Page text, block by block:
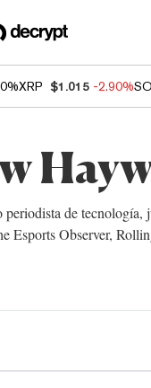
XRP $1.015 -2.90%
de tecnología,
Esports Observer,